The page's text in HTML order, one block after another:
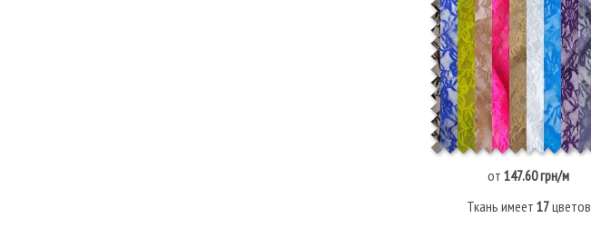
от 147.60 грн/м
Ткань имеет 17цветов